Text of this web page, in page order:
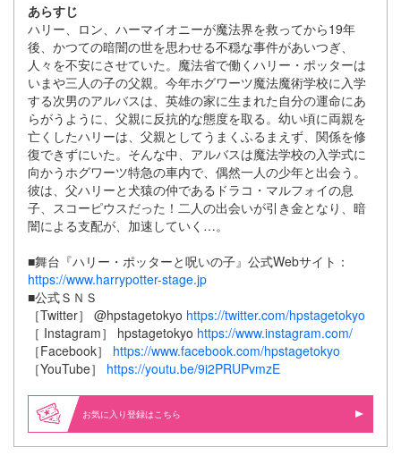
あらすじ
ハリー、ロン、ハーマイオニーが魔法界を救ってから19年
後、かつての暗闇の世を思わせる不穏な事件があいつぎ、
人々を不安にさせていた。魔法省で働くハリー・ポッターは
いまや三人の子の父親。今年ホグワーツ魔法魔術学校に入学
する次男のアルバスは、英雄の家に生まれた自分の運命にあ
らがうように、父親に反抗的な態度を取る。幼い頃に両親を
亡くしたハリーは、父親としてうまくふるまえず、関係を修
復できずにいた。そんな中、アルバスは魔法学校の入学式に
向かうホグワーツ特急の車内で、偶然一人の少年と出会う。
彼は、父ハリーと犬猿の仲であるドラコ・マルフォイの息
子、スコーピウスだった！二人の出会いが引き金となり、暗
闇による支配が、加速していく…。
■舞台『ハリー・ポッターと呪いの子』公式Webサイト：
https://www.harrypotter-stage.jp
■公式ＳＮＳ
［Twitter］ @hpstagetokyo https://twitter.com/hpstagetokyo
［ Instagram］ hpstagetokyo https://www.instagram.com/
［Facebook］ https://www.facebook.com/hpstagetokyo
［YouTube］ https://youtu.be/9i2PRUPvmzE
お気に入り登録はこちら